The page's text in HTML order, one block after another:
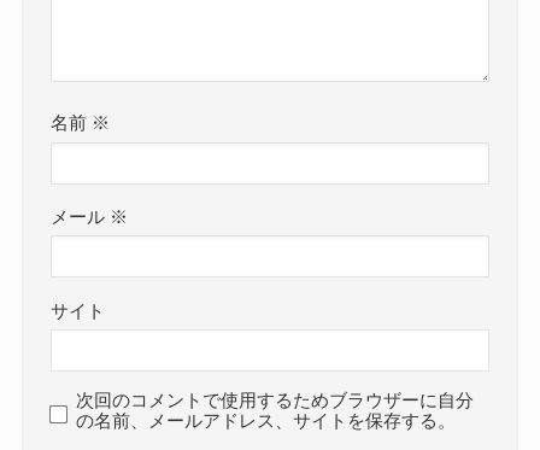
名前 ※
メール ※
サイト
次回のコメントで使用するためブラウザーに自分
の名前、メールアドレス、サイトを保存する。